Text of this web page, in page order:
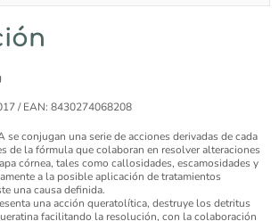
/ EAN: 8430274068208
se conjugan una serie de acciones derivadas de cada
de la fórmula que colaboran en resolver alteraciones
córnea, tales como callosidades, escamosidades y
a la posible aplicación de tratamientos
una causa definida.
una acción queratolítica, destruye los detritus
facilitando la resolución, con la colaboración